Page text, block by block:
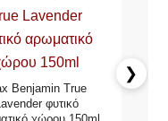
Benjamin True
φυτικό
Eau de
❯